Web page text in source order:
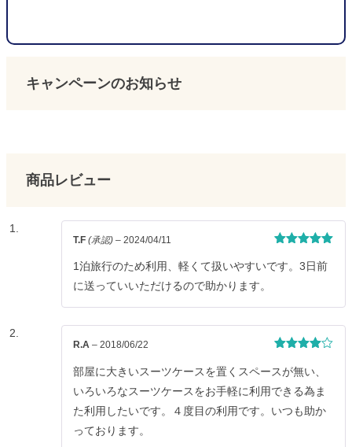
キャンペーンのお知らせ
商品レビュー
評価
T.F (承認) – 2024/04/11
1泊旅行のため利用、軽くて扱いやすいです。3日前
に送っていいただけるので助かります。
の評価
R.A – 2018/06/22
部屋に大きいスーツケースを置くスペースが無い、
いろいろなスーツケースをお手軽に利用できる為ま
た利用したいです。４度目の利用です。いつも助か
っております。